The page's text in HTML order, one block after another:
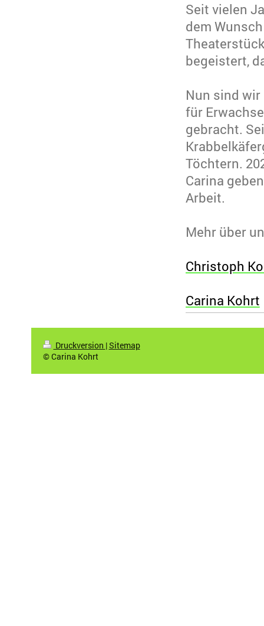
Seit vielen
dem
begeistert,
Nun sind
für
gebracht.
Töchtern.
Carina
Arbeit.
Mehr über
Christoph
Carina Kohrt
Druckversion |Sitemap
© Carina Kohrt